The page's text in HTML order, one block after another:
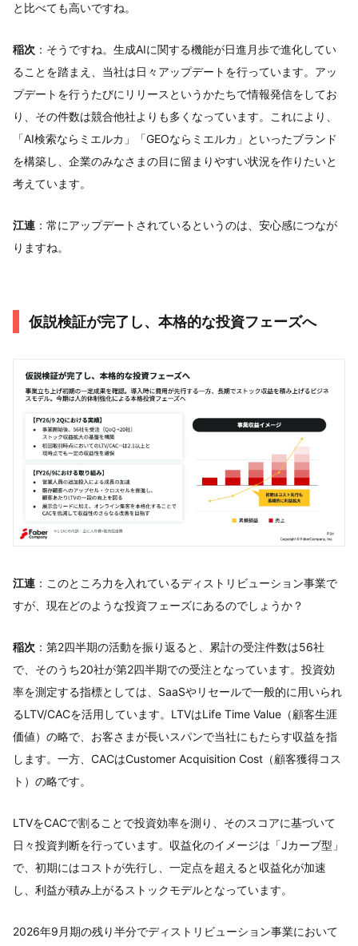
と比べても高いですね。
稲次 ：そうですね。生成AIに関する機能が日進月歩で進化してい
ることを踏まえ、当社は日々アップデートを行っています。アッ
プデートを行うたびにリリースというかたちで情報発信をしてお
り、その件数は競合他社よりも多くなっています。これにより、
「AI検索ならミエルカ」「GEOならミエルカ」といったブランド
を構築し、企業のみなさまの目に留まりやすい状況を作りたいと
考えています。
江連 ：常にアップデートされているというのは、安心感につなが
りますね。
仮説検証が完了し、本格的な投資フェーズへ
江連 ：このところ力を入れているディストリビューション事業で
すが、現在どのような投資フェーズにあるのでしょうか？
稲次 ：第2四半期の活動を振り返ると、累計の受注件数は56社
で、そのうち20社が第2四半期での受注となっています。投資効
率を測定する指標としては、SaaSやリセールで一般的に用いられ
るLTV/CACを活用しています。LTVはLife Time Value（顧客生涯
価値）の略で、お客さまが長いスパンで当社にもたらす収益を指
します。一方、CACはCustomer Acquisition Cost（顧客獲得コス
ト）の略です。
LTVをCACで割ることで投資効率を測り、そのスコアに基づいて
日々投資判断を行っています。収益化のイメージは「Jカーブ型」
で、初期にはコストが先行し、一定点を超えると収益化が加速
し、利益が積み上がるストックモデルとなっています。
2026年9月期の残り半分でディストリビューション事業において